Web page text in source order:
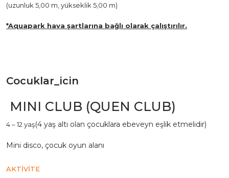
(uzunluk 5,00 m, yükseklik 5,00 m)
*Aquapark hava şartlarına bağlı olarak çalıştırılır.
Cocuklar_icin
MINI CLUB (QUEN CLUB)
4 – 12 yaş(4 yaş altı olan çocuklara ebeveyn eşlik etmelidir)
Mini disco, çocuk oyun alanı
AKTİVİTE